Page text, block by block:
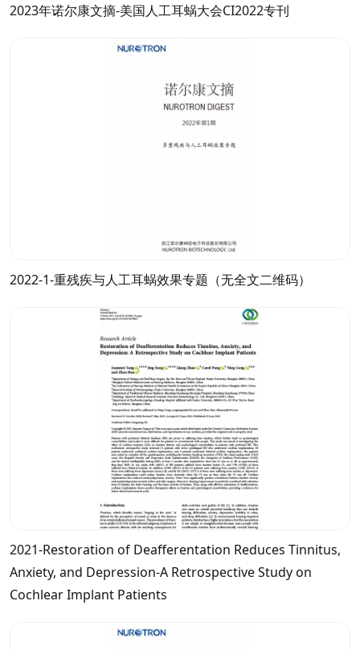
2023年诺尔康文摘-美国人工耳蜗大会CI2022专刊
2022-1-重残疾与人工耳蜗效果专题（无全文二维码）
2021-Restoration of Deafferentation Reduces Tinnitus,
Anxiety, and Depression-A Retrospective Study on
Cochlear Implant Patients